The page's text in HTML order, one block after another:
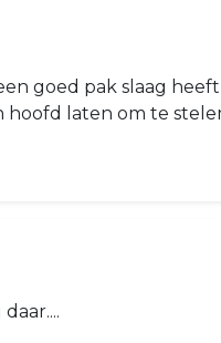
goed pak slaag
hoofd laten om te